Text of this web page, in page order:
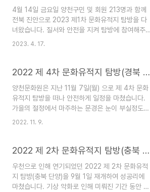
4월 14일 금요일 양천구민 및 회원 213명과 함께
전북 진안으로 2023 제1차 문화유적지 탐방을 다
녀왔습니다. 질서와 안전을 지켜 탐방에 참여해주신
모든분들께 감사드리며, 더 많은 사진은 양천문화원
문화유적지 탐방 일정에 대해 안내드릴 예정이오니,
2023. 4. 17.
2022 제 4차 문화유적지 탐방(경북 문경)
양천문화원은 지난 11월 7일(월) 으로 제 4차 문화
유적지 탐방을 떠나 안전하게 일정을 마쳤습니다.
가을의 절정에서 마주하는 문경은 눈이 부실정도로
아름다웠고, 선조의 삶과 역사를 들여다보며 마음
해 확인하실 수 있사오니, 양천문화원 밴드에서 다
께 감사드립니다!
https://band.us/@yangcheonculture
2022. 11. 9.
2022 제 2차 문화유적지 탐방(충북 단양)
우천으로 인해 연기되었던 2022 제 2차 문화유적
지 탐방(충북 단양)을 9월 1일 재개하여 성공리에
마쳤습니다. 기상 악화로 인해 미뤄진 기간 동안 더